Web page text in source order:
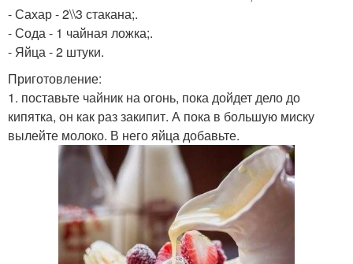
- Сахар - 2\\3 стакана;.
- Сода - 1 чайная ложка;.
- Яйца - 2 штуки.
Приготовление:
1. поставьте чайник на огонь, пока дойдет дело до
кипятка, он как раз закипит. А пока в большую миску
вылейте молоко. В него яйца добавьте.